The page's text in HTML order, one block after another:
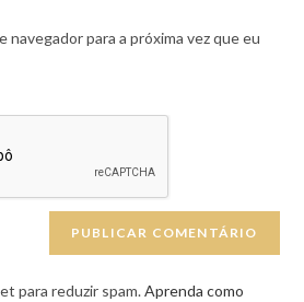
navegador para a próxima vez que eu
para reduzir spam.Aprenda como